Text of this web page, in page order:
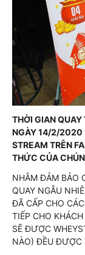
THỜI GIAN QUAY
NGÀY 14/2/2020
STREAM TRÊN
THỨC CỦA
NHẰM ĐẢM BẢO
QUAY NGẪU
ĐÃ CẤP CHO
TIẾP CHO
SẼ ĐƯỢC
NÀO) ĐỀU ĐƯỢC